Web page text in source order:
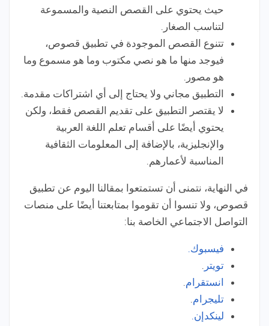
حيث يحتوي على القصص النصية والمسموعة
لتناسب الصغار.
تتنوع القصص الموجودة في تطبيق قصوص،
فيوجد منها ما هو نصي مكتوب وما هو مسموع وما
هو مصور.
التطبيق مجاني ولا يحتاج إلى أي اشتراكات مقدمة.
لا يقتصر التطبيق على تقديم القصص فقط، ولكن
يحتوي أيضًا على أقسام تعلم اللغة العربية
والإنجليزية، بالإضافة إلى المعلومات الثقافية
المناسبة لأعمارهم.
في النهاية، نتمنى أن تستمتعوا بمقالنا اليوم عن تطبيق
قصوص، ولا تنسوا أن تقوموا بمتابعتنا أيضًا على منصات
التواصل الاجتماعي الخاصة بنا:
فيسبوك.
تويتر .
انستقرام.
تليجرام.
لينكدإن.